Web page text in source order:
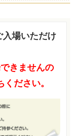
入場いただけ
きませんの
ださい。